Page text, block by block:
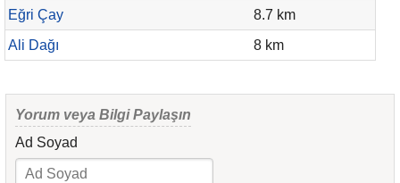
Eğri Çay
8.7 km
Ali Dağı
8 km
Yorum veya Bilgi Paylaşın
Ad Soyad